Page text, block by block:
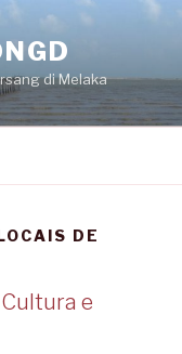
di Melaka
DE
e